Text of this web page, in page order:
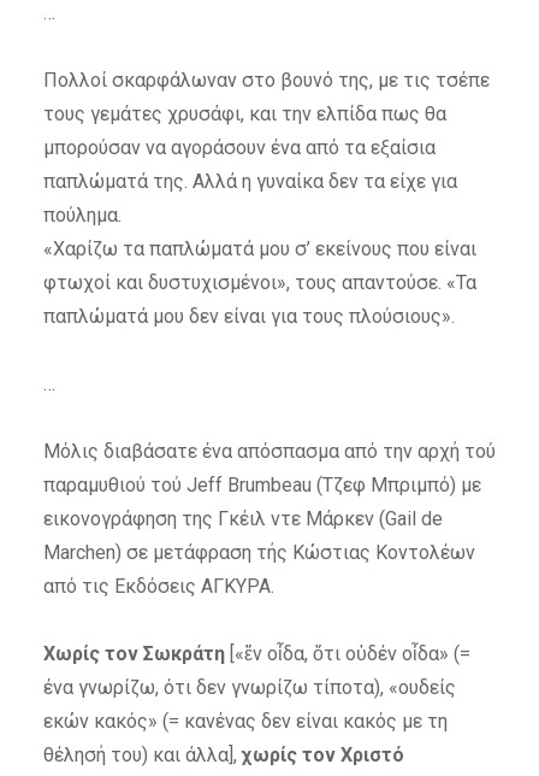
…
Πολλοί σκαρφάλωναν στο βουνό της, με τις τσέπε
τους γεμάτες χρυσάφι, και την ελπίδα πως θα
μπορούσαν να αγοράσουν ένα από τα εξαίσια
παπλώματά της. Αλλά η γυναίκα δεν τα είχε για
πούλημα.
«Χαρίζω τα παπλώματά μου σ’ εκείνους που είναι
φτωχοί και δυστυχισμένοι», τους απαντούσε. «Τα
παπλώματά μου δεν είναι για τους πλούσιους».
…
Μόλις διαβάσατε ένα απόσπασμα από την αρχή τού
παραμυθιού τού Jeff Brumbeau (Τζεφ Μπριμπό) με
εικονογράφηση της Γκέιλ ντε Μάρκεν (Gail de
Marchen) σε μετάφραση τής Κώστιας Κοντολέων
από τις Εκδόσεις ΑΓΚΥΡΑ.
Χωρίς τον Σωκράτη[«ἕν οἶδα, ὅτι οὐδέν οἶδα» (=
ένα γνωρίζω, ότι δεν γνωρίζω τίποτα), «ουδείς
εκών κακός» (= κανένας δεν είναι κακός με τη
θέλησή του) και άλλα], χωρίς τον Χριστό